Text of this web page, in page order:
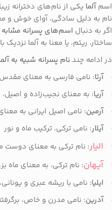
اسمآلما یکی از نام‌های دخترانه
نام به دلیل سادگی، آوای خوش و
اگر به دنبال اسم‌های پسرانه مشابه
ساختار، ریتم، یا معنا به آلما
در ادامه چند نام پسرانه شبیه به
آرتا: نامی فارسی به معنای
آریا: به معنای نجیب‌زاده و اصیل،
آرمین: نامی اصیل ایرانی به
آیلار: نامی ترکی، ترکیب ماه و نور
الیار: نام ترکی به معنای دوست
آیهان: نام ترکی، به معنای ماه
ایلیا: نامی با ریشه عبری و
آدرین: نامی مدرن و خاص،